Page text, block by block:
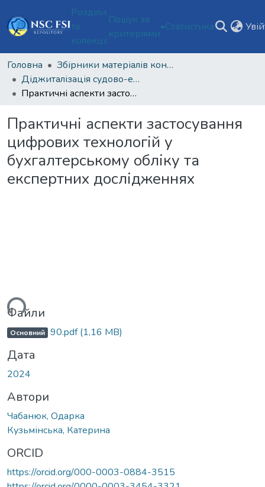
Розділи
та
колекції
Пошук за
критеріями
Статистика
Головна
Збірники матеріалів конференцій Національного наукового центру «Інститут судових експертиз ім. Засл. проф. М. С. Бокаріуса»
Діджиталізація судово-експертної науки в умовах воєнного стану
Практичні аспекти застосування цифрових технологій у бухгалтерському обліку та експертних дослідженнях
Практичні аспекти застосування
цифрових технологій у
бухгалтерському обліку та
експертних дослідженнях
Файли
Основний 90.pdf(1,16 MB)
Дата
2024
Автори
Чабанюк, Одарка
Кузьмінська, Катерина
ORCID
https://orcid.org/000-0003-0884-3515